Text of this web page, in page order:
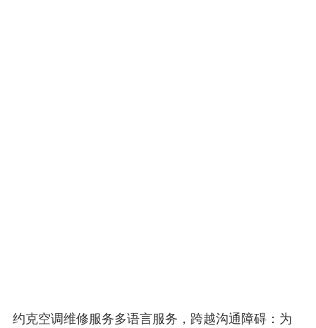
约克空调维修服务多语言服务，跨越沟通障碍：为